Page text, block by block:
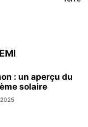
: un aperçu du
solaire